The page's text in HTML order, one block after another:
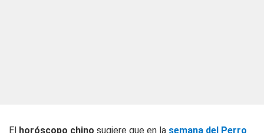
El horóscopo chino sugiere que en la semana del Perro